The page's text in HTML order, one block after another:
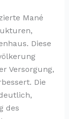
Mané
Diese
Versorgung,
Die
des